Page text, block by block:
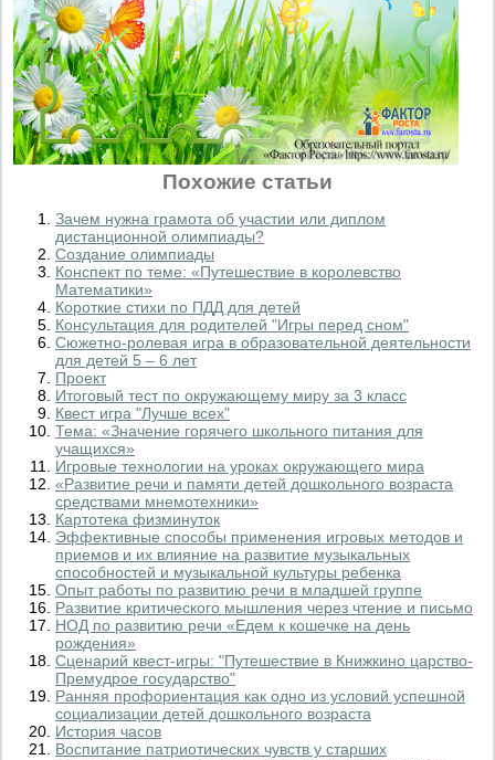
Похожие статьи
Зачем нужна грамота об участии или диплом
дистанционной олимпиады?
Создание олимпиады
Конспект по теме: «Путешествие в королевство
Математики»
Короткие стихи по ПДД для детей
Консультация для родителей "Игры перед сном"
Сюжетно-ролевая игра в образовательной деятельности
для детей 5 – 6 лет
Проект
Итоговый тест по окружающему миру за 3 класс
Квест игра "Лучше всех"
Тема: «Значение горячего школьного питания для
учащихся»
Игровые технологии на уроках окружающего мира
«Развитие речи и памяти детей дошкольного возраста
средствами мнемотехники»
Картотека физминуток
Эффективные способы применения игровых методов и
приемов и их влияние на развитие музыкальных
способностей и музыкальной культуры ребенка
Опыт работы по развитию речи в младшей группе
Развитие критического мышления через чтение и письмо
НОД по развитию речи «Едем к кошечке на день
рождения»
Сценарий квест-игры: "Путешествие в Книжкино царство-
Премудрое государство"
Ранняя профориентация как одно из условий успешной
социализации детей дошкольного возраста
История часов
Воспитание патриотических чувств у старших